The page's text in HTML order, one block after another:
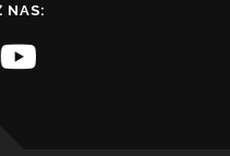
NAS: